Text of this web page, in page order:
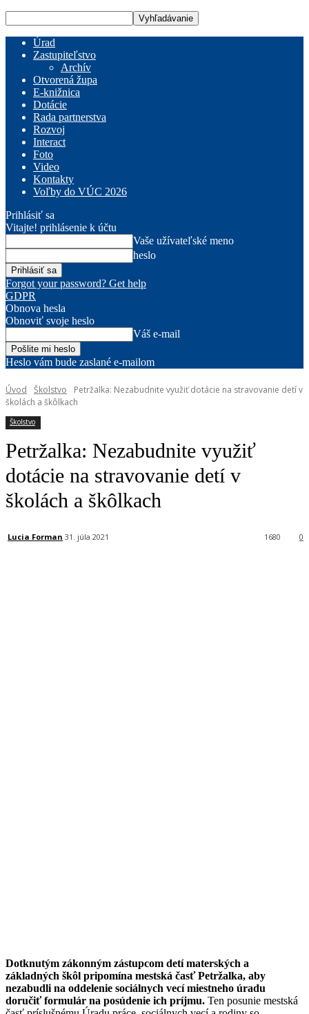
Úrad
Zastupiteľstvo
Archív
Otvorená župa
E-knižnica
Dotácie
Rada partnerstva
Rozvoj
Interact
Foto
Video
Kontakty
Voľby do VÚC 2026
Prihlásiť sa
Vitajte! prihlásenie k účtu
Vaše užívateľské meno
heslo
Forgot your password? Get help
GDPR
Obnova hesla
Obnoviť svoje heslo
Váš e-mail
Heslo vám bude zaslané e-mailom
Úvod Školstvo
Petržalka: Nezabudnite využiť dotácie na stravovanie detí v
školách a škôlkach
Školstvo
Petržalka: Nezabudnite využiť
dotácie na stravovanie detí v
školách a škôlkach
Lucia Forman 31. júla 2021 0
1680
Dotknutým zákonným zástupcom detí materských a
základných škôl pripomína mestská časť Petržalka, aby
nezabudli na oddelenie sociálnych vecí miestneho úradu
doručiť formulár na posúdenie ich príjmu. Ten posunie mestská